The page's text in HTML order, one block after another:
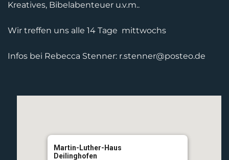
Kreatives, Bibelabenteuer u.v.m..
Wir treffen uns alle 14 Tage mittwochs
Infos bei Rebecca Stenner: r.stenner@posteo.de
Martin-Luther-Haus
Deilinghofen